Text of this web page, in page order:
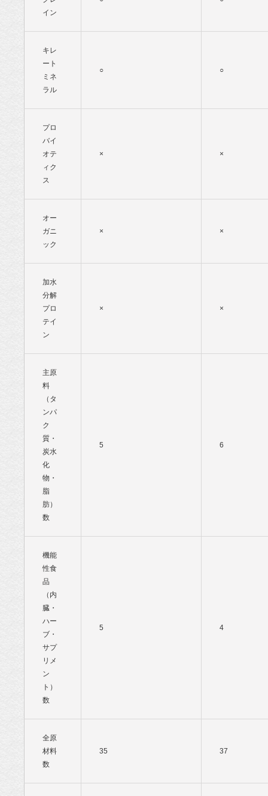
イン
キレ
ート
ミネ
ラル
○ ○
プロ
バイ
オテ
ィク
ス
× ×
オー
ガニ
ック
× ×
加水
分解
プロ
テイ
ン
× ×
主原
料
（タ
ンパ
ク
質・
炭水
化
物・
脂
肪）
数
5 6
機能
性食
品
（内
臓・
ハー
ブ・
サプ
リメ
ン
ト）
数
5 4
全原
材料
数
35 37